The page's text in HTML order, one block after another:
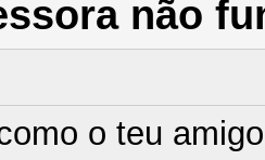
não
o teu